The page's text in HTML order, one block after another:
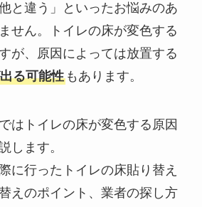
と違う」といったお悩みのあ
せん。トイレの床が変色する
が、原因によっては放置する
る可能性もあります。
はトイレの床が変色する原因
します。
に行ったトイレの床貼り替え
えのポイント、業者の探し方